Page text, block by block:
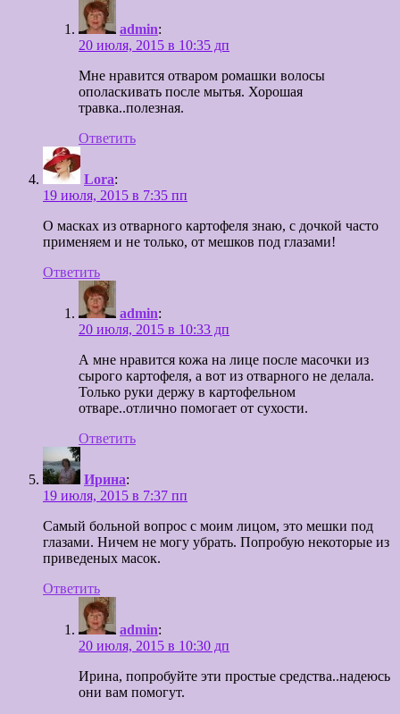
admin:
20 июля, 2015 в 10:35 дп
Мне нравится отваром ромашки волосы
ополаскивать после мытья. Хорошая
травка..полезная.
Ответить
Lora:
19 июля, 2015 в 7:35 пп
О масках из отварного картофеля знаю, с дочкой часто
применяем и не только, от мешков под глазами!
Ответить
admin:
20 июля, 2015 в 10:33 дп
А мне нравится кожа на лице после масочки из
сырого картофеля, а вот из отварного не делала.
Только руки держу в картофельном
отваре..отлично помогает от сухости.
Ответить
Ирина:
19 июля, 2015 в 7:37 пп
Самый больной вопрос с моим лицом, это мешки под
глазами. Ничем не могу убрать. Попробую некоторые из
приведеных масок.
Ответить
admin:
20 июля, 2015 в 10:30 дп
Ирина, попробуйте эти простые средства..надеюсь
они вам помогут.